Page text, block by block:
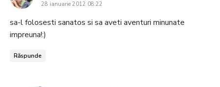
28 ianuarie 2012 08:22
sa-l folosesti sanatos si sa aveti aventuri minunate
impreuna!:)
Răspunde